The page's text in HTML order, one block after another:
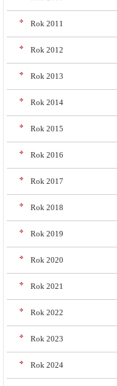
Rok 2011
Rok 2012
Rok 2013
Rok 2014
Rok 2015
Rok 2016
Rok 2017
Rok 2018
Rok 2019
Rok 2020
Rok 2021
Rok 2022
Rok 2023
Rok 2024